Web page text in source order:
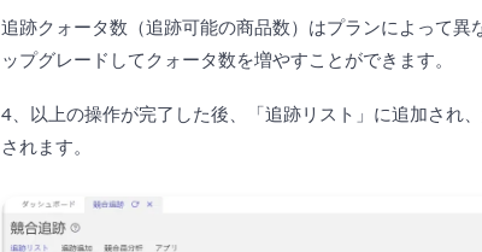
追跡クォータ数（追跡可能の商品数）はプランによって
ップグレードしてクォータ数を増やすことができます。
4、以上の操作が完了した後、「追跡リスト」に追加され
されます。